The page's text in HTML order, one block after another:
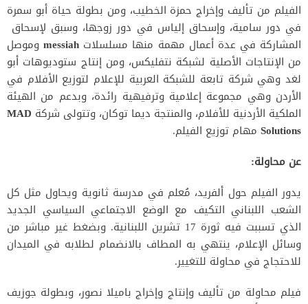
الفيلم من تأليف وإخراج حمزة الخطيب، ومن بطولة حياة أبو سمرة
في دور سامية، وإسحاق إلياس في دور زوجها، وسبق لإسحاق
المشاركة في عدة أعمال مهمة منها مسلسلات messiah وموصل
من الإنتاجات الأصلية لشبكة نتفليكس، ومن إنتاج ستوديوهات أبو
لغد وهي شركة تابعة للشبكة العربية للإعلام لتوزيع الأفلام في
الأردن وهي مجموعة إعلامية وترفيهية رائدة، وبدعم من الهيئة
الملكية الأردنية للأفلام، والمنتجة ديما توكان، وتتولى شركة MAD
Solutions مهام توزيع الفيلم.
عن محاولة:
يدور الفيلم حول ألفريد، مُعلم في مدرسة ثانوية ويحاول مثل كل
الشعب اللبناني التكيف مع الوضع الاجتماعي السياسي الجديد
الذي تسببت فيه ثورة 17 تشرين اللبنانية. وبضغط غير مباشر من
وسائل الإعلام، ينتهي به المطاف بالانضمام لطلابه في الميدان
للاحتجاج في محاولة للتغيير.
فيلم محاولة من تأليف وإنتاج وإخراج باميلا نصور، وبطولة جوزيف